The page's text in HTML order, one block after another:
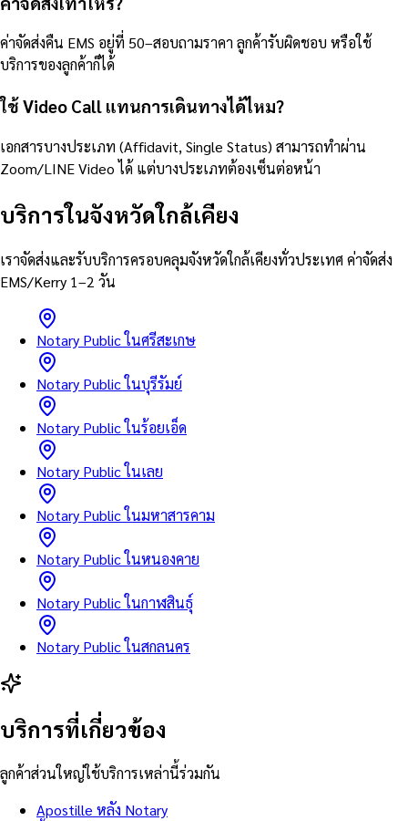
ค่าจัดส่งคืน EMS อยู่ที่ 50–สอบถามราคา ลูกค้ารับผิดชอบ หรือใช้
บริการของลูกค้าก็ได้
ใช้ Video Call แทนการเดินทางได้ไหม?
เอกสารบางประเภท (Affidavit, Single Status) สามารถทำผ่าน
Zoom/LINE Video ได้ แต่บางประเภทต้องเซ็นต่อหน้า
บริการในจังหวัดใกล้เคียง
เราจัดส่งและรับบริการครอบคลุมจังหวัดใกล้เคียงทั่วประเทศ ค่าจัดส่ง
EMS/Kerry 1–2 วัน
Notary Public ในศรีสะเกษ
Notary Public ในบุรีรัมย์
Notary Public ในร้อยเอ็ด
Notary Public ในเลย
Notary Public ในมหาสารคาม
Notary Public ในหนองคาย
Notary Public ในกาฬสินธุ์
Notary Public ในสกลนคร
บริการที่เกี่ยวข้อง
ลูกค้าส่วนใหญ่ใช้บริการเหล่านี้ร่วมกัน
Apostille หลัง Notary